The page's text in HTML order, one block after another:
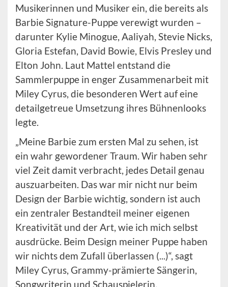
Musikerinnen und Musiker ein, die bereits als
Barbie Signature-Puppe verewigt wurden –
darunter Kylie Minogue, Aaliyah, Stevie Nicks,
Gloria Estefan, David Bowie, Elvis Presley und
Elton John. Laut Mattel entstand die
Sammlerpuppe in enger Zusammenarbeit mit
Miley Cyrus, die besonderen Wert auf eine
detailgetreue Umsetzung ihres Bühnenlooks
legte.
„Meine Barbie zum ersten Mal zu sehen, ist
ein wahr gewordener Traum. Wir haben sehr
viel Zeit damit verbracht, jedes Detail genau
auszuarbeiten. Das war mir nicht nur beim
Design der Barbie wichtig, sondern ist auch
ein zentraler Bestandteil meiner eigenen
Kreativität und der Art, wie ich mich selbst
ausdrücke. Beim Design meiner Puppe haben
wir nichts dem Zufall überlassen (...)“, sagt
Miley Cyrus, Grammy-prämierte Sängerin,
Songwriterin und Schauspielerin.